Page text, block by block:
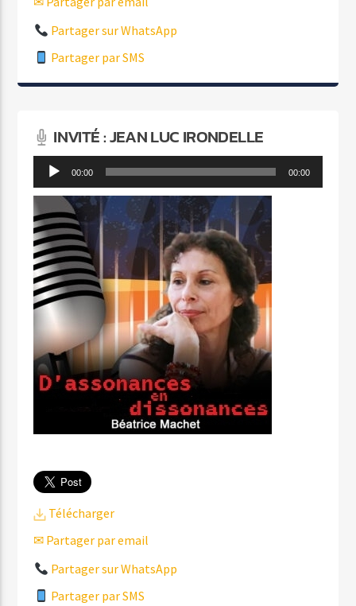
Partager sur WhatsApp
Partager par SMS
INVITÉ : JEAN LUC IRONDELLE
Lecteur
audio
00:00 00:00
Télécharger
✉ Partager par email
Partager sur WhatsApp
Partager par SMS